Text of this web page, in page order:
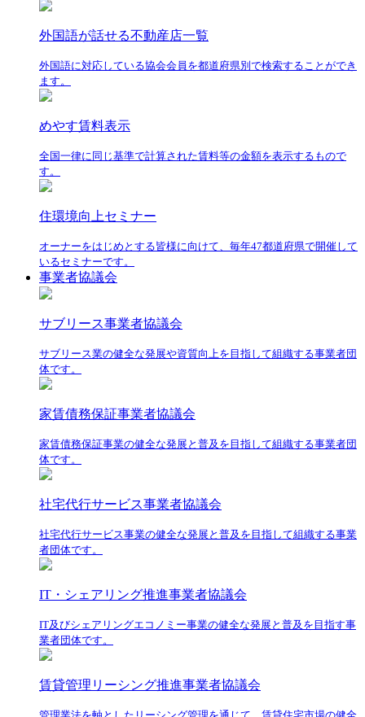
外国語が話せる不動産店一覧
外国語に対応している協会会員を都道府県別で検索することができ
ます。
めやす賃料表示
全国一律に同じ基準で計算された賃料等の金額を表示するもので
す。
住環境向上セミナー
オーナーをはじめとする皆様に向けて、毎年47都道府県で開催して
いるセミナーです。
事業者協議会
サブリース事業者協議会
サブリース業の健全な発展や資質向上を目指して組織する事業者団
体です。
家賃債務保証事業者協議会
家賃債務保証事業の健全な発展と普及を目指して組織する事業者団
体です。
社宅代行サービス事業者協議会
社宅代行サービス事業の健全な発展と普及を目指して組織する事業
者団体です。
IT・シェアリング推進事業者協議会
IT及びシェアリングエコノミー事業の健全な発展と普及を目指す事
業者団体です。
賃貸管理リーシング推進事業者協議会